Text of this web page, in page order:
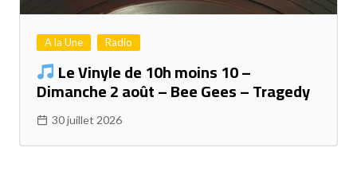
A la Une Radio
Le Vinyle de 10h moins 10 –
Dimanche 2 août – Bee Gees – Tragedy
30 juillet 2026